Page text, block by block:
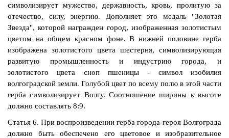
символизирует мужество, державность, кровь, пролитую за
отечество, силу, энергию. Дополняет это медаль "Золотая
Звезда", которой награжден город, изображенная золотистым
цветом на общем красном фоне. В нижней половине герба
изображена золотистого цвета шестерня, символизирующая
развитую промышленность и индустрию города, и
золотистого цвета сноп пшеницы - символ изобилия
волгоградской земли. Голубой цвет по всему полю в этой части
герба символизирует Волгу. Соотношение ширины к высоте
должно составлять 8:9.
Статья 6. При воспроизведении герба города-героя Волгограда
должно быть обеспечено его цветовое и изобразительное